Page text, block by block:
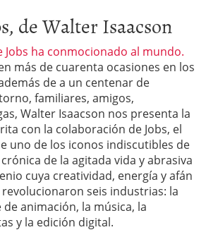
de Walter Isaacson
Jobs ha conmocionado al mundo.
más de cuarenta ocasiones en los
de a un centenar de
familiares, amigos,
Walter Isaacson nos presenta la
con la colaboración de Jobs, el
uno de los iconos indiscutibles de
de la agitada vida y abrasiva
cuya creatividad, energía y afán
seis industrias: la
animación, la música, la
y la edición digital.